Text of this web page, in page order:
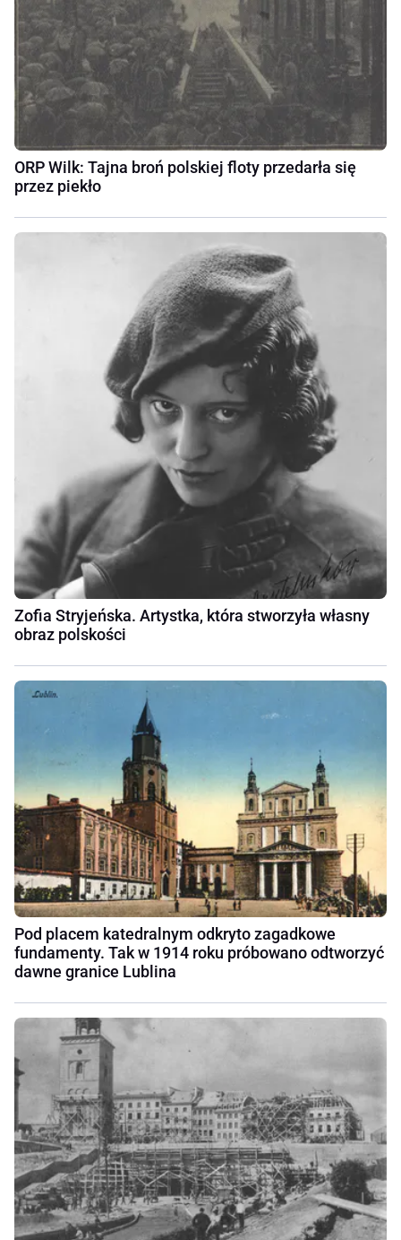
ORP Wilk: Tajna broń polskiej floty przedarła się
przez piekło
Zofia Stryjeńska. Artystka, która stworzyła własny
obraz polskości
Pod placem katedralnym odkryto zagadkowe
fundamenty. Tak w 1914 roku próbowano odtworzyć
dawne granice Lublina